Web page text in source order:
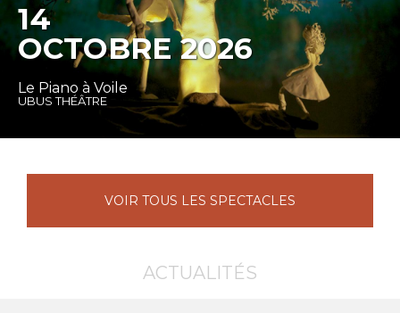
14
OCTOBRE 2026
Le Piano à Voile
UBUS THÉÂTRE
VOIR TOUS LES SPECTACLES
ACTUALITÉS